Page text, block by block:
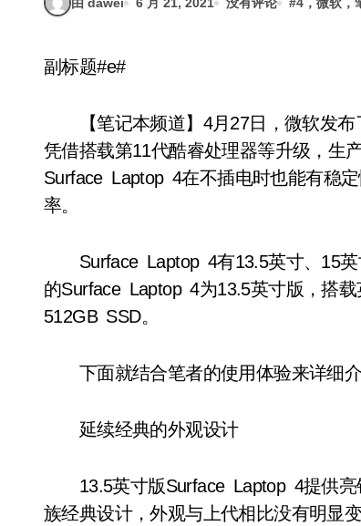
副标题#e#
【笔记本频道】4月27日，微软发布
凭借搭载第11代酷睿处理器等升级，生
Surface Laptop 4在不插电时也能有稳
率。
Surface Laptop 4有13.5英寸、15英
的Surface Laptop 4为13.5英寸版，搭
512GB SSD。
下面就结合笔者的使用体验来详细介
延续经典的外观设计
13.5英寸版Surface Laptop 4提供亮
族经典设计，外观与上代相比没有明显